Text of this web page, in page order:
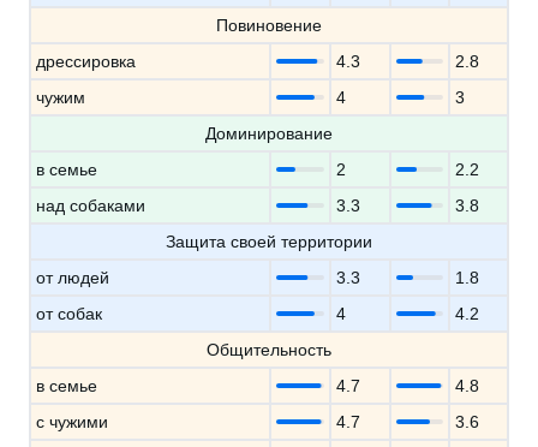
Повиновение
дрессировка
4.3
2.8
чужим
4
3
Доминирование
в семье
2
2.2
над собаками
3.3
3.8
Защита своей территории
от людей
3.3
1.8
от собак
4
4.2
Общительность
в семье
4.7
4.8
с чужими
4.7
3.6